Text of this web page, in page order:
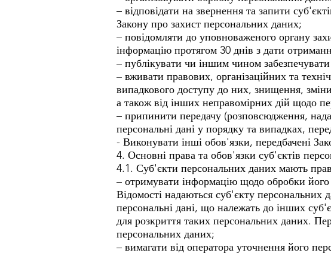
– відповідати на звернення та запити
Закону про захист персональних даних;
– повідомляти до уповноваженого органу
інформацію протягом 30 днів з дати
– публікувати чи іншим чином
– вживати правових, організаційних та
випадкового доступу до них, знищення,
а також від інших неправомірних дій щодо
– припинити передачу (розповсюдження,
персональні дані у порядку та випадках,
- Виконувати інші обов'язки, передбачені
4. Основні права та обов'язки суб'єктів
4.1. Суб'єкти персональних даних мають
– отримувати інформацію щодо обробки
Відомості надаються суб'єкту
персональні дані, що належать до інших
для розкриття таких персональних даних.
персональних даних;
– вимагати від оператора уточнення його